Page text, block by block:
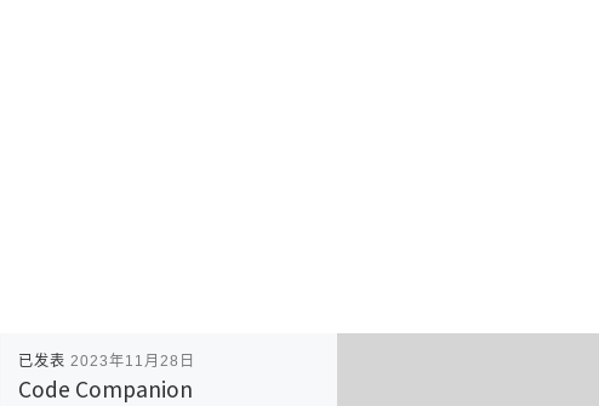
已发表 2023年11月28日
Code Companion